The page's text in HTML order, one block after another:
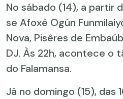
No sábado (14), a partir
se Afoxé Ogún
Nova, Pisêres de
DJ. Às 22h, acontece o
do Falamansa.
Já no domingo (15), das